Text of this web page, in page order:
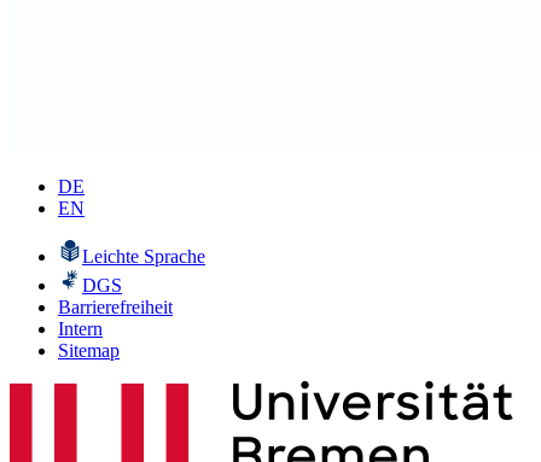
DE
EN
Leichte Sprache
DGS
Barrierefreiheit
Intern
Sitemap